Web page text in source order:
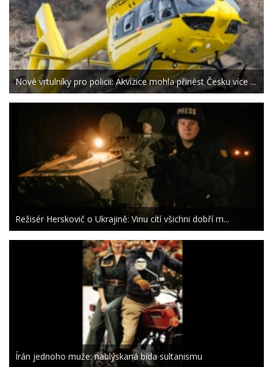
Nové vrtulníky pro policii: Akvizice mohla přinést Česku více ...
Režisér Herskovič o Ukrajině: Vinu cítí všichni dobří m...
Írán jednoho muže: nablýskaná bída sultanismu